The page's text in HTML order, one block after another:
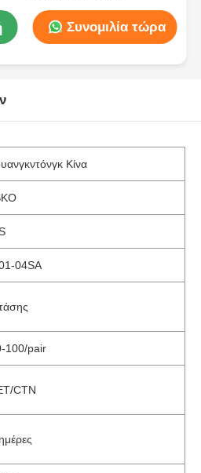
Συνομιλία τώρα
Κίνα
04SA
100/pair
CTN